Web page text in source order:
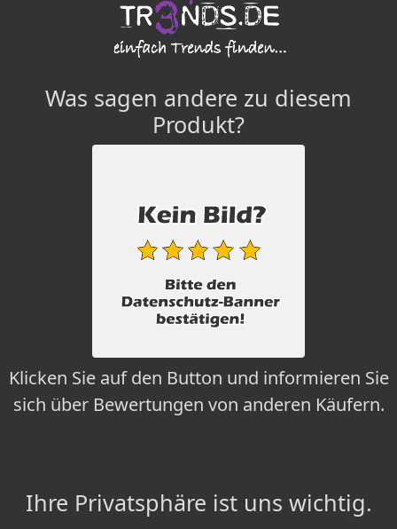
Was sagen andere zu diesem
Produkt?
Klicken Sie auf den Button und informieren Sie
sich über Bewertungen von anderen Käufern.
Ihre Privatsphäre ist uns wichtig.